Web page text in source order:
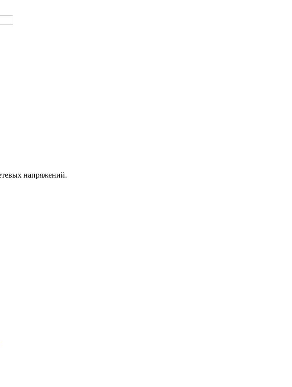
напряжений.